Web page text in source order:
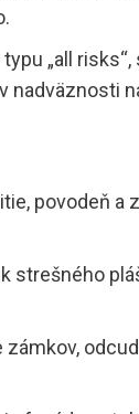
„all
nadväznosti
povodeň a
strešného
zámkov,